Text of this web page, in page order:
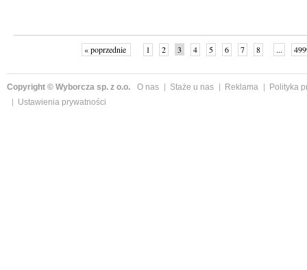
« poprzednie 1 2 3 4 5 6 7 8 ...
Copyright © Wyborcza sp. z o.o. O nas Staże u nas Reklama
Polityka
Ustawienia prywatności